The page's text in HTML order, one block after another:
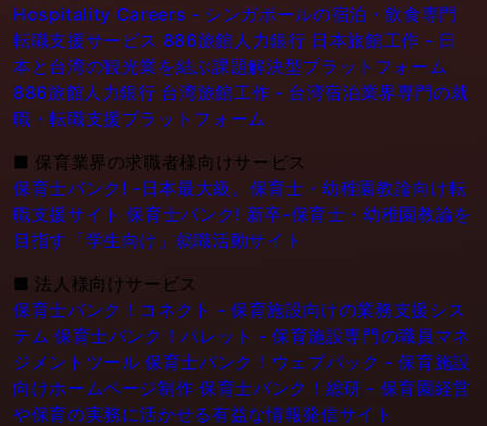
Hospitality Careers - シンガポールの宿泊・飲食専門
転職支援サービス 886旅館人力銀行 日本旅館工作 - 日
本と台湾の観光業を結ぶ課題解決型プラットフォーム
886旅館人力銀行 台湾旅館工作 - 台湾宿泊業界専門の就
職・転職支援プラットフォーム
■ 保育業界の求職者様向けサービス
保育士バンク! -日本最大級。保育士・幼稚園教論向け転
職支援サイト 保育士バンク! 新卒-保育士・幼稚園教論を
目指す「学生向け」就職活動サイト
■ 法人様向けサービス
保育士バンク！コネクト - 保育施設向けの業務支援シス
テム 保育士バンク！パレット - 保育施設専門の職員マネ
ジメントツール 保育士バンク！ウェブパック - 保育施設
向けホームページ制作 保育士バンク！総研 - 保育園経営
や保育の実務に活かせる有益な情報発信サイト